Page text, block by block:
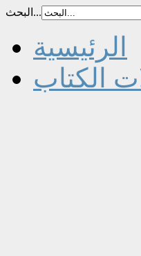
البحث...
الرئيسية
الكتاب